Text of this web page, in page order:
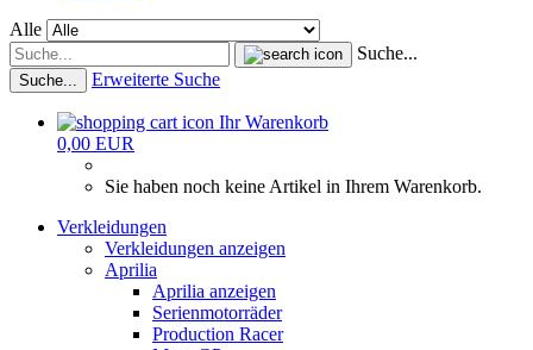
Alle
Suche...
Suche... Erweiterte Suche
Ihr Warenkorb
0,00 EUR
Sie haben noch keine Artikel in Ihrem Warenkorb.
Verkleidungen
Verkleidungen anzeigen
Aprilia
Aprilia anzeigen
Serienmotorräder
Production Racer